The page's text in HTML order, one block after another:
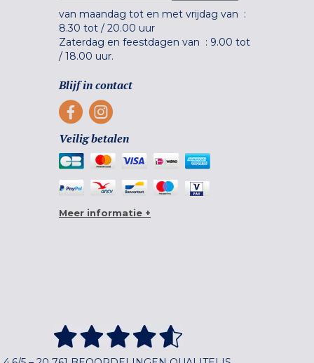
van maandag tot en met vrijdag van :
8.30 tot / 20.00 uur
Zaterdag en feestdagen van : 9.00 tot
/ 18.00 uur.
Blijf in contact
Veilig betalen
Meer informatie +